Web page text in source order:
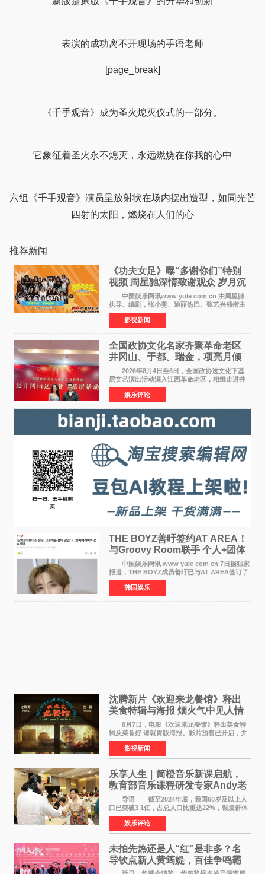
表演的成功离不开现场的手语老师
[page_break]
《千手观音》成为圣火熄灭仪式的一部分。
它象征着圣火永不熄灭，永远燃烧在你我的心中
六组《千手观音》演员呈放射状在场内摆出造型，如同光芒
四射的太阳，燃烧在人们的心
推荐新闻
《功夫女足》曝“多谢你们”特别
视频 周星驰深情致谢观众 岁月沉
淀不灭初心
中国娱乐网讯www yule com cn 由周星驰
执导、编剧，张小斐、迪丽热巴、张艺兴领衔主
演，刘嘉玲、佐藤健特别出演，艾米、雪野、蔡
思贝、胡予安、倪好特别介绍的喜剧电影《功夫
女足》释出多谢你
影视新闻
全国政协文化名家齐聚革命老区
井冈山、于都、瑞金，项亮月倾
情献唱《桃花谣》致敬红色沃土
2026年8月4日至6日，全国政协送文化下基
层文艺演出活动深入江西革命老区，相继走进井
冈山、于都长征出发地、瑞金三地。由全国政协
文化文史和学习委员会副主任、甘肃省政协原主
席欧阳坚率团，一
娱乐评论
THE BOYZ善旴签约AT AREA！
与Groovy Room联手 个人+团体
活动并行
中国娱乐网讯 www yule com cn 7日据独家
报道，THE BOYZ成员善旴已与AT AREA签订了
专属合约。AT AREA是由知名制作人组合
Groovy Room创立的hip-hop厂牌，旗下拥有多
位实力派音乐人，在韩
韩国娱乐
沈腾新片《欢迎来龙餐馆》释出
美食特辑与海报 烟火气中见人情
温暖
8月7日，电影《欢迎来龙餐馆》释出美食特
辑及菜备好 请就胃版海报。影片预售已开启，并
将于8月8日至10日14:00-21:00举行全国超前点
映。电影《欢迎来龙餐馆》作为战争美食喜剧大
片，讲述了中国
影视新闻
乐享人生｜简橙音乐新课启航，
教育部音乐课程研发专家Andy老
师重磅入驻领航银龄琴声
导语 截至2024年底，我国60岁及以上人
口已突破3 1亿，占总人口比重达22%，银发群体
的精神文化需求日益凸显。2024年1月，国务院办
公厅印发《关于发展银发经济增进老年人福祉的
意见》——这是
娱乐评论
未拍先热还是人“红”是非多？名
导钦点新人黄筠媞，百佳争鸣霸
气回应